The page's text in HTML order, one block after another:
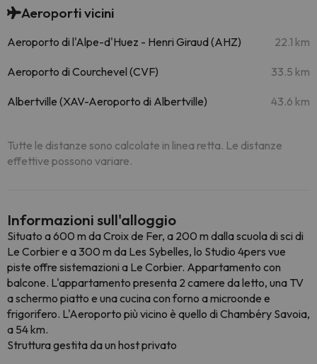
Aeroporti vicini
Aeroporto di l'Alpe-d'Huez - Henri Giraud (AHZ) 22.1 km
Aeroporto di Courchevel (CVF) 33.5 km
Albertville (XAV-Aeroporto di Albertville) 43.6 km
Tutte le distanze sono calcolate in linea retta. Le distanze
effettive possono variare.
Informazioni sull'alloggio
Situato a 600 m da Croix de Fer, a 200 m dalla scuola di sci di
Le Corbier e a 300 m da Les Sybelles, lo Studio 4pers vue
piste offre sistemazioni a Le Corbier. Appartamento con
balcone. L'appartamento presenta 2 camere da letto, una TV
a schermo piatto e una cucina con forno a microonde e
frigorifero. L'Aeroporto più vicino è quello di Chambéry Savoia,
a 54 km.
Struttura gestita da un host privato